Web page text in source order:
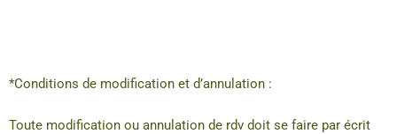
*Conditions de modification et d’annulation :
Toute modification ou annulation de rdv doit se faire par écrit